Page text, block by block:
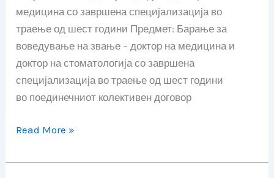
медицина со завршена специјализација во
траење од шест години Предмет: Барање за
воведување на звање – доктор на медицина и
доктор на стоматологија со завршена
специјализација во траење од шест години
во поединечниот колективен договор
шест
години
во
ПКД
Read More »